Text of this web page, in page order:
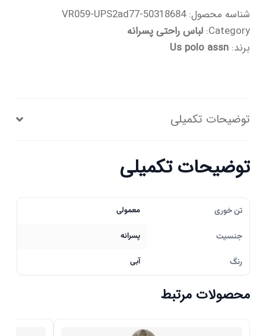
شناسه محصول:50318684-VR059-UPS2ad77
Category: لباس راحتی پسرانه
برند:Us polo assn
توضیحات تکمیلی
توضیحات تکمیلی
تن خوری معمولی
جنسیت پسرانه
رنگ آبی
محصولات مرتبط